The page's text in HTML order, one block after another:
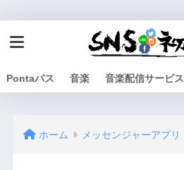
Pontaパス 音楽 音楽配信サービス
ホーム メッセンジャーアプリ